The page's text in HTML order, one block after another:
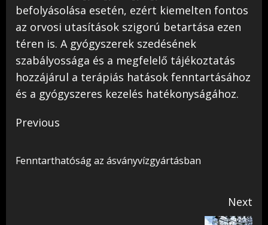
befolyásolása esetén, ezért kiemelten fontos
az orvosi utasítások szigorú betartása ezen
téren is. A gyógyszerek szedésének
szabályossága és a megfelelő tájékoztatás
hozzájárul a terápiás hatások fenntartásához
és a gyógyszeres kezelés hatékonyságához.
Continue
Previous
Fenntarthatóság az ásványvízgyártásban
Next